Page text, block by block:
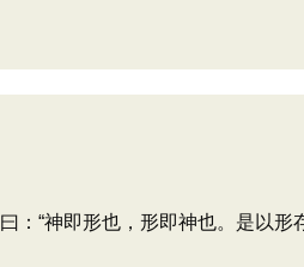
“神即形也，形即神也。是以形